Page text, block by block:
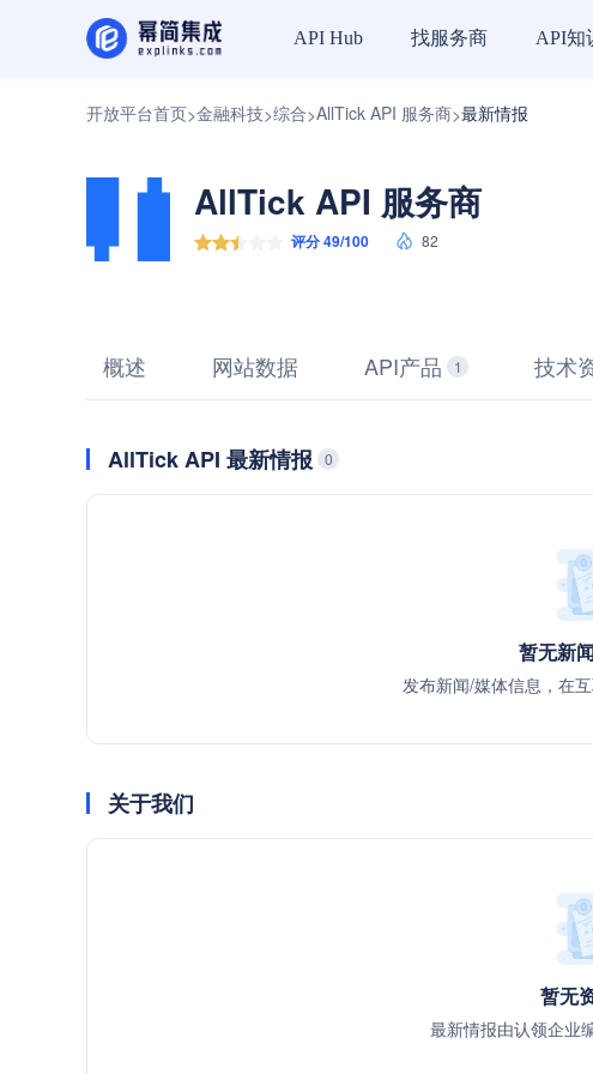
API Hub 找服务商 API知
开放平台首页>金融科技>综合>AllTick API 服务商>最新情报
AllTick API 服务商
评分 49/100 82
概述 网站数据 API产品 1 技术
AllTick API 最新情报 0
暂无新
发布新闻/媒体信息，在
关于我们
暂无
最新情报由认领企业